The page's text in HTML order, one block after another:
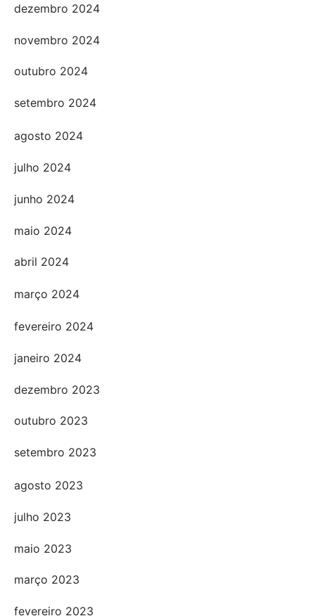
dezembro 2024
novembro 2024
outubro 2024
setembro 2024
agosto 2024
julho 2024
junho 2024
maio 2024
abril 2024
março 2024
fevereiro 2024
janeiro 2024
dezembro 2023
outubro 2023
setembro 2023
agosto 2023
julho 2023
maio 2023
março 2023
fevereiro 2023